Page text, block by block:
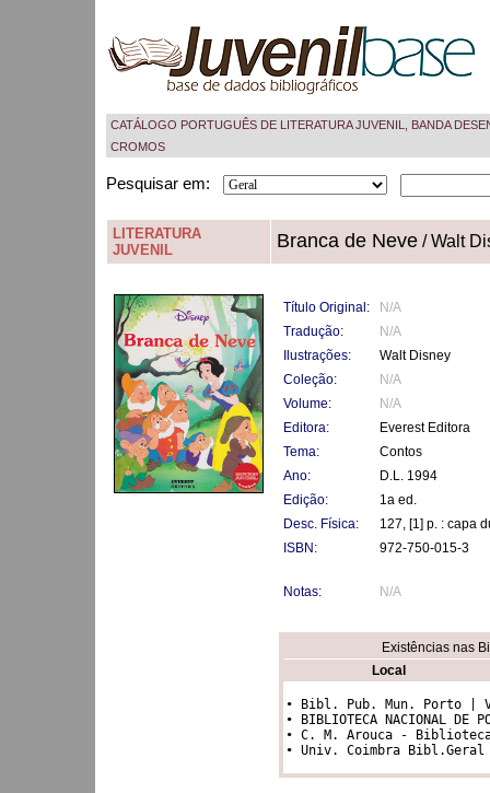
CATÁLOGO PORTUGUÊS DE LITERATURA JUVENIL, BANDA
CROMOS
Pesquisar em:
LITERATURA
JUVENIL
Branca de Neve/ Walt
Título Original:
N/A
Tradução:
N/A
Ilustrações:
Walt Disney
Coleção:
N/A
Volume:
N/A
Editora:
Everest Editora
Tema:
Contos
Ano:
D.L. 1994
Edição:
1a ed.
Desc. Física:
127, [1] p. : capa
ISBN:
972-750-015-3
Notas: N/A
Existências nas
Local
• Bibl. Pub. Mun. Porto |
• BIBLIOTECA NACIONAL DE
• C. M. Arouca -
• Univ. Coimbra